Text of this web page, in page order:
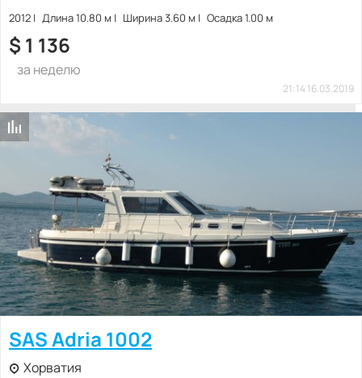
2012 Длина 10.80 м Ширина 3.60 м Осадка 1.00 м
$ 1 136
за неделю
21:14 16.03.2019
SAS Adria 1002
Хорватия